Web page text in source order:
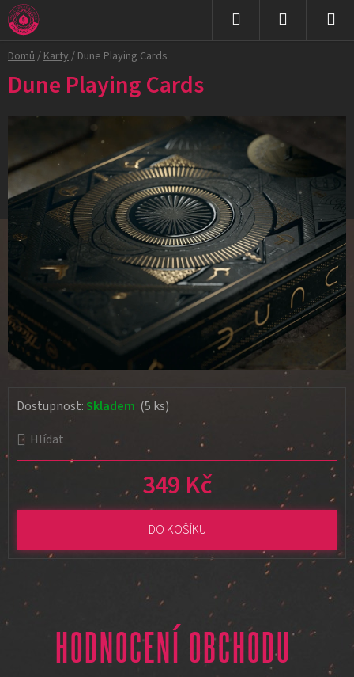
Přejít
na
obsah
Domů/Karty/ Dune Playing Cards
Hlídat
349 Kč
Měrná cena:
DO KOŠÍKU
Dostupnost:Skladem (5 ks)
Dune Playing Cards
HODNOCENÍ OBCHODU